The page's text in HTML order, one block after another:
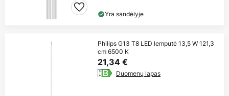
Yra sandėlyje
Philips G13 T8 LED lemputė 13,5 W 121,3
cm 6500 K
21,34 €
Duomenų lapas